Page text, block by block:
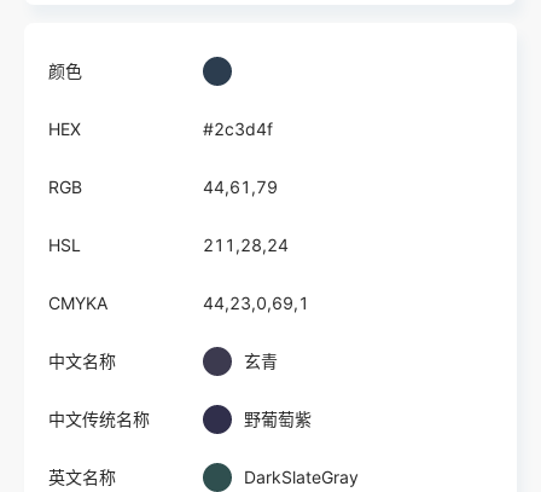
颜色
HEX #2c3d4f
RGB 44,61,79
HSL 211,28,24
CMYKA 44,23,0,69,1
中文名称 玄青
中文传统名称 野葡萄紫
英文名称 DarkSlateGray